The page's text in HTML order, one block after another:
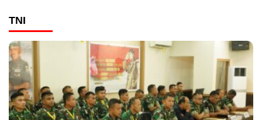
TNI